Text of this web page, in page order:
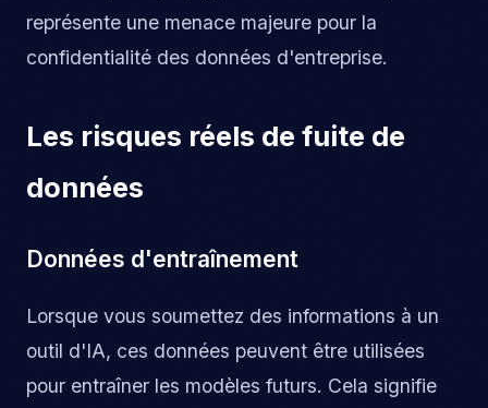
représente une menace majeure pour la
confidentialité des données d'entreprise.
Les risques réels de fuite de
données
Données d'entraînement
Lorsque vous soumettez des informations à un
outil d'IA, ces données peuvent être utilisées
pour entraîner les modèles futurs. Cela signifie